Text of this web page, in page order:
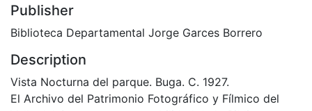
Publisher
Biblioteca Departamental Jorge Garces Borrero
Description
Vista Nocturna del parque. Buga. C. 1927.
El Archivo del Patrimonio Fotográfico y Fílmico del